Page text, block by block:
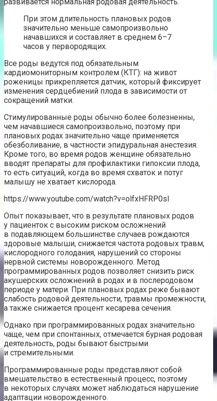
При этом длительность плановых родов
значительно меньше самопроизвольно
начавшихся и составляет в среднем 6–7
часов у первородящих.
Все роды ведутся под обязательным
кардиомониторным контролем (КТГ): на живот
роженицы прикрепляется датчик, который фиксирует
изменения сердцебиений плода в зависимости от
сокращений матки.
Стимулированные роды обычно более болезненны,
чем начавшиеся самопроизвольно, поэтому при
плановых родах значительно чаще применяется
обезболивание, в частности эпидуральная анестезия.
Кроме того, во время родов женщине обязательно
вводят препараты для профилактики гипоксии плода,
то есть ситуаций, когда во время схваток и потуг
малышу не хватает кислорода.
https://www.youtube.com/watch?v=olfxHFRP0sI
Опыт показывает, что в результате плановых родов
у пациенток с высоким риском осложнений
в подавляющем большинстве случаев рождаются
здоровые малыши, снижается частота родовых травм,
кислородного голодания, нарушений со стороны
нервной системы новорожденного. Метод
программированных родов позволяет снизить риск
акушерских осложнений в родах и в послеродовом
периоде у матери. При плановых родах реже бывают
слабость родовой деятельности, травмы промежности,
а также снижается процент кесарева сечения.
Однако при программированных родах значительно
чаще, чем при спонтанных, отмечается бурная родовая
деятельность, роды бывают быстрыми
и стремительными.
Программированные роды представляют собой
вмешательство в естественный процесс, поэтому
в некоторых случаях может наблюдаться нарушение
адаптации новорожденного.